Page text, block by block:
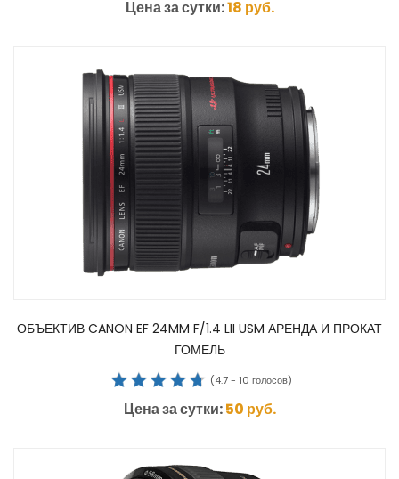
Цена за сутки:18 руб.
ОБЪЕКТИВ CANON EF 24MM F/1.4 LII USM АРЕНДА И ПРОКАТ
ГОМЕЛЬ
(4.7- 10 голосов)
Цена за сутки:50 руб.